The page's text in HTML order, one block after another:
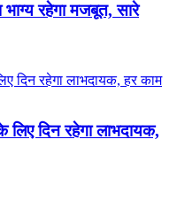
रहेगा मजबूत, सारे
दिन रहेगा लाभदायक,